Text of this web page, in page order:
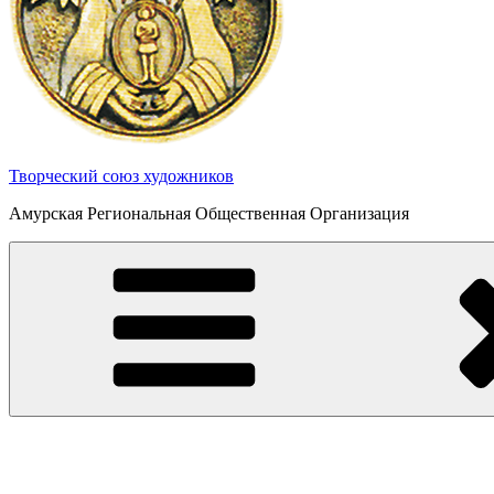
Творческий союз художников
Амурская Региональная Общественная Организация